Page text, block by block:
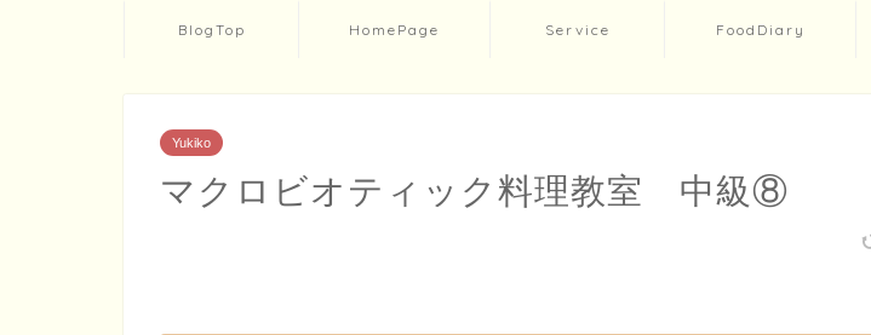
BlogTop HomePage Service FoodDiary
Yukiko
マクロビオティック料理教室 中級⑧